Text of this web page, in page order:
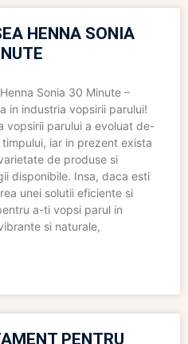
HENNA SONIA
Sonia 30 Minute –
in industria vopsirii parului!
vopsirii parului a evoluat de-
iar in prezent exista
de produse si
disponibile. Insa, daca esti
unei solutii eficiente si
a-ti vopsi parul in
si naturale,
PENTRU